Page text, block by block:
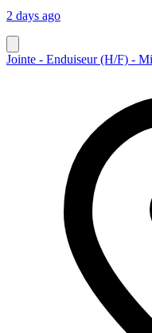
2 days ago
Jointe - Enduiseur (H/F) -